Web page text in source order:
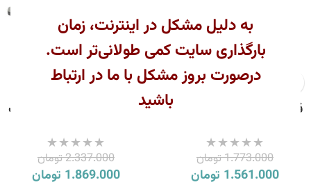
به دلیل مشکل در اینترنت، زمان
بارگذاری سایت کمی طولانی‌تر است.
درصورت بروز مشکل با ما در ارتباط
باشیدقابلمه عروس مدل کلاسیک
1.773.000تومان
1.561.000 تومان
قابلمه عروس مدل کلاسیک
2.337.000تومان
1.869.000 تومان